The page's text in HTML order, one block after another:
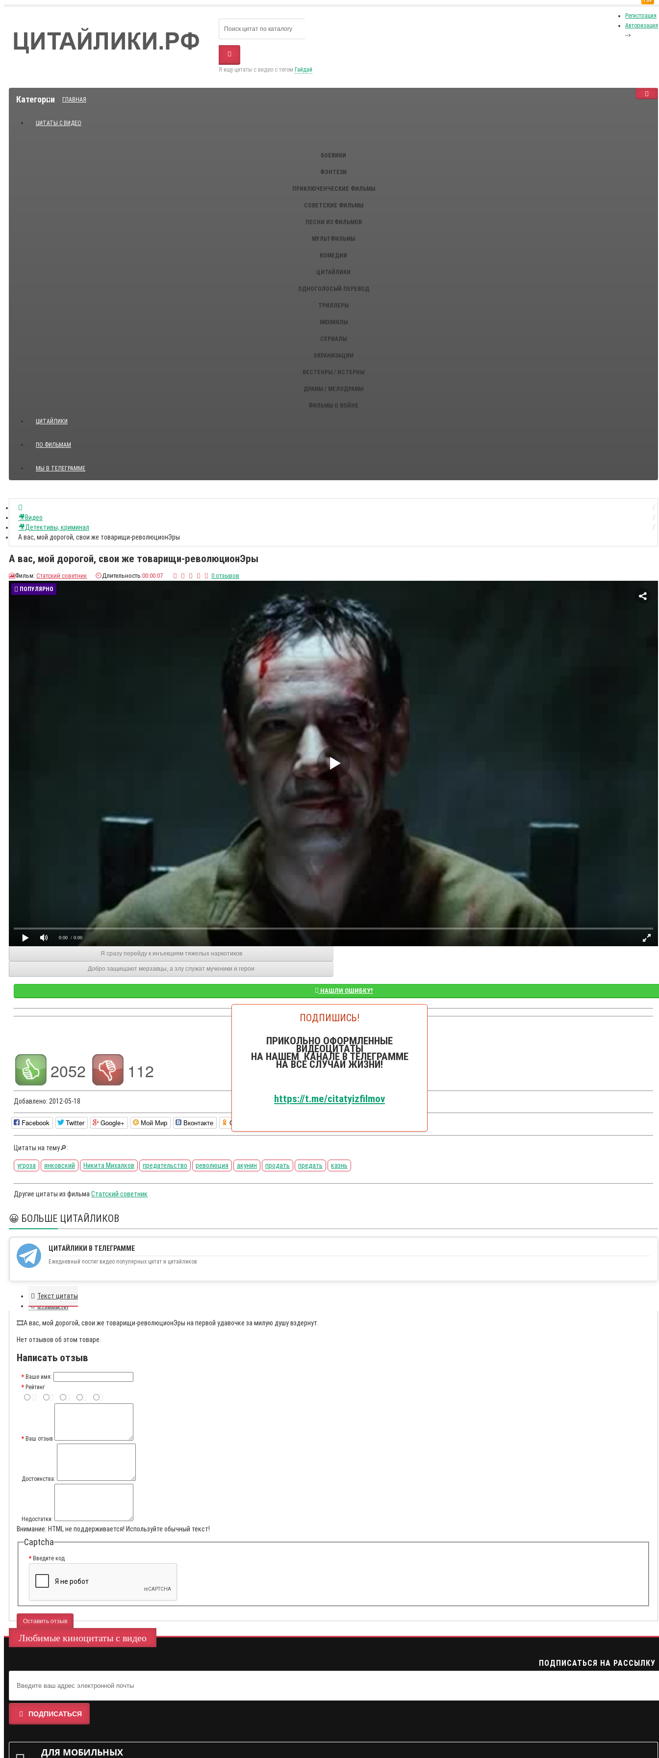
Регистрация
Авторизация
-->
Я ищу цитаты с видео с тегом Гайдай
Категории ГЛАВНАЯ
ЦИТАТЫ С ВИДЕО
БОЕВИКИ
ФЭНТЕЗИ
ПРИКЛЮЧЕНЧЕСКИЕ ФИЛЬМЫ
СОВЕТСКИЕ ФИЛЬМЫ
ПЕСНИ ИЗ ФИЛЬМОВ
МУЛЬТФИЛЬМЫ
КОМЕДИИ
ЦИТАЙЛИКИ
ОДНОГОЛОСЫЙ ПЕРЕВОД
ТРИЛЛЕРЫ
МЮЗИКЛЫ
СЕРИАЛЫ
ЭКРАНИЗАЦИИ
ВЕСТЕНРЫ / ИСТЕРНЫ
ДРАМЫ / МЕЛОДРАМЫ
ФИЛЬМЫ О ВОЙНЕ
Показать все Цитаты с видео
ЦИТАЙЛИКИ
ПО ФИЛЬМАМ
МЫ В ТЕЛЕГРАММЕ
🎥Видео
🎥Детективы, криминал
А вас, мой дорогой, свои же товарищи-революционЭры
А вас, мой дорогой, свои же товарищи-революционЭры
🎦Фильм: Статский советник ⏲️Длительность:00:00:07 0 отзывов
ПОПУЛЯРНО
0:00 / 0:00
Я сразу перейду к инъекциям тяжелых наркотиков
Добро защищают мерзавцы, а злу служат мученики и герои
НАШЛИ ОШИБКУ?
👁️Просмотров: 6031
2052 112
Добавлено: 2012-05-18
Facebook Twitter Google+ Мой Мир Вконтакте Одноклассники
Цитаты на тему🔎:
угроза янковский Никита Михалков предательство революция акунин продать предать казнь
Другие цитаты из фильма Статский советник
😀 БОЛЬШЕ ЦИТАЙЛИКОВ
ЦИТАЙЛИКИ В ТЕЛЕГРАММЕ
Ежедневный постиг видео популярных цитат и цитайликов
Текст цитаты
Отзывы (0)
🎞️А вас, мой дорогой, свои же товарищи-революционЭры на первой удавочке за милую душу вздернут.
Нет отзывов об этом товаре.
Написать отзыв
Ваше имя:
Рейтинг
Ваш отзыв
Достоинства:
Недостатки:
Внимание: HTML не поддерживается! Используйте обычный текст!
Captcha
Введите код
Оставить отзыв
Любимые киноцитаты с видео
ПОДПИСАТЬСЯ НА РАССЫЛКУ
ПОДПИСАТЬСЯ
ДЛЯ МОБИЛЬНЫХ
ПОДПИШИСЬ!
ПРИКОЛЬНО ОФОРМЛЕННЫЕ
ВИДЕОЦИТАТЫ
НА НАШЕМ КАНАЛЕ В ТЕЛЕГРАММЕ
НА ВСЕ СЛУЧАИ ЖИЗНИ!
https://t.me/citatyizfilmov